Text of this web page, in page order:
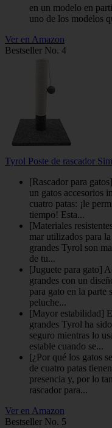
en un modelo en
uno de los modelos
Ver en Amazon
Bestseller No. 4
Tyrol Poste de rascador
[Rascador para
un gatos accesorios
cuatro patas: ¡le
tiempo! Esta...
[Materiales
mar utilizados para
grandes Tyrol son
de tu...
[Juguete para gato]
grandes con un
para gato en la parte
peluche...
[Mayor estabilidad]
grandes Tyrol ha
seguro mientras lo
estable cuando se...
[¿Por qué los gatos
de cuatro patas
presencia y, por lo
rascador para...
Ver en Amazon
Bestseller No. 5